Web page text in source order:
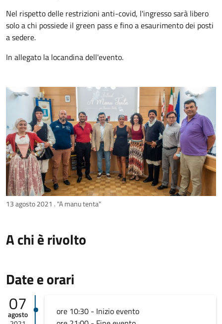
Nel rispetto delle restrizioni anti-covid, l'ingresso sarà libero
solo a chi possiede il green pass e fino a esaurimento dei posti
a sedere.
In allegato la locandina dell'evento.
13 agosto 2021 . "A manu tenta"
A chi è rivolto
Date e orari
07
agosto
ore 10:30 - Inizio evento